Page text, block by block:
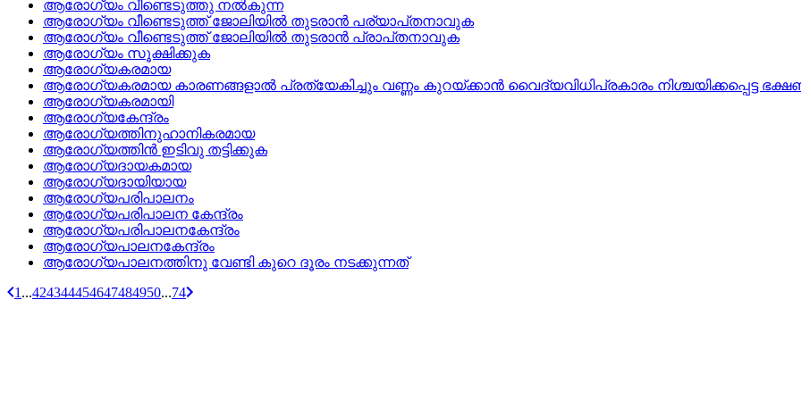
ആരോഗ്യം വീണ്ടെടുത്തു നല്‍കുന്ന
ആരോഗ്യം വീണ്ടെടുത്ത്‌ ജോലിയില്‍ തുടരാന്‍ പര്യാപ്‌തനാവുക
ആരോഗ്യം വീണ്ടെടുത്ത്‌ ജോലിയില്‍ തുടരാന്‍ പ്രാപ്‌തനാവുക
ആരോഗ്യം സൂക്ഷിക്കുക
ആരോഗ്യകരമായ
ആരോഗ്യകരമായ കാരണങ്ങളാല്‍ പ്രത്യേകിച്ചും വണ്ണം കുറയ്‌ക്കാന്‍ വൈദ്യവിധിപ്രകാരം നിശ്ചയിക്കപ്പെട്ട
ആരോഗ്യകരമായി
ആരോഗ്യകേന്ദ്രം
ആരോഗ്യത്തിനുഹാനികരമായ
ആരോഗ്യത്തിന്‍ ഇടിവു തട്ടിക്കുക
ആരോഗ്യദായകമായ
ആരോഗ്യദായിയായ
ആരോഗ്യപരിപാലനം
ആരോഗ്യപരിപാലന കേന്ദ്രം
ആരോഗ്യപരിപാലനകേന്ദ്രം
ആരോഗ്യപാലനകേന്ദ്രം
ആരോഗ്യപാലനത്തിനു വേണ്ടി കുറെ ദൂരം നടക്കുന്നത്
1 ...424344454647484950...74